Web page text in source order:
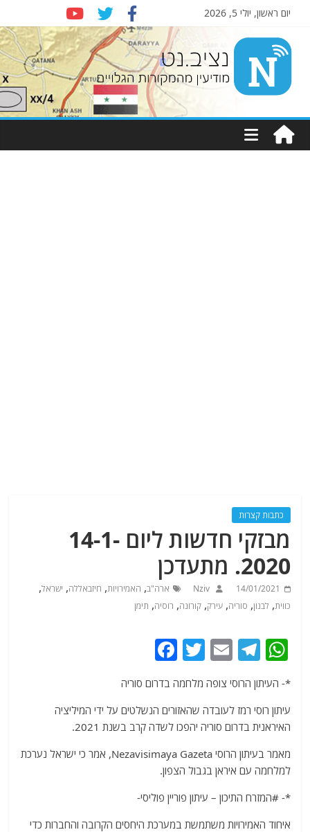
יום ראשון, יולי 5, 2026
Nziv.net
מודיעין
מהמקורות
כתבות קצרות
מבזקי חדשות ליום 14-1-
2020. מתעדכן
14/01/2021
Nziv ארה"ב, האמירויות, חיזבאללה, ישראל,
כווית, לבנון, סוריה,עירק,קורונה, רוסיה, תימן
W
at
s
A
p
p
T
e
g
ra
m
E
m
ai
l
T
itt
er
c
e
b
o
k
*- העיתון הרוסי צופה מלחמה בדרום סוריה
עיתון רוסי רמז לעובדה שהאזורים הנשלטים על ידי המיליציה
האיראנית בדרום סוריה יהפכו לשדה קרב בשנת 2021.
מאמר בעיתון הרוסי Nezavisimaya Gazeta, אמר כי ישראל נערכת
למלחמה עם איראן בגבול הצפון.
*- #המזרח התיכון – עיתון פוריין פוליסי-
איחוד האמירויות משתמשת במערכת היחסים הקרובה והחברות כדי